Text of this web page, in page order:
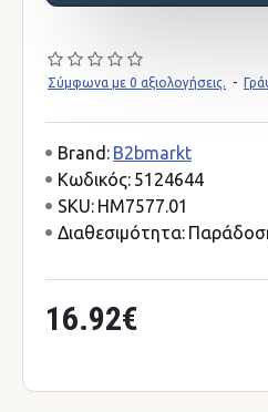
Σύμφωνα με 0 αξιολογήσεις. -
16.92€
Brand: B2bmarkt
Κωδικός: 5124644
SKU: HM7577.01
Διαθεσιμότητα: